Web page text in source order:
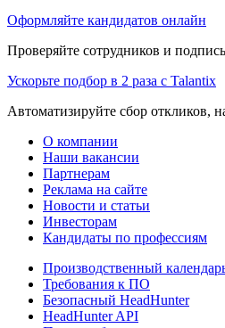
Оформляйте кандидатов онлайн
Проверяйте сотрудников и
Ускорьте подбор в 2 раза с Talantix
Автоматизируйте сбор откликов,
О компании
Наши вакансии
Партнерам
Реклама на сайте
Новости и статьи
Инвесторам
Кандидаты по профессиям
Производственный
Требования к ПО
Безопасный HeadHunter
HeadHunter API